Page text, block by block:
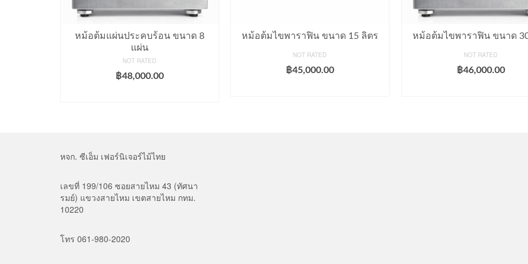
หม้อต้มแผ่นประคบร้อน ขนาด 8
แผ่น
NOT RATED
฿48,000.00
หม้อต้มไขพาราฟิน ขนาด 15 ลิตร
NOT RATED
฿45,000.00
หม้อต้มไขพาราฟิน ขนาด
NOT RATED
฿46,000.00
หจก. ซีเอ็ม เฟอร์นิเจอร์ไม้ไทย
เลขที่ 199/106 ซอยสายไหม 43 (ทัศนา
รมย์) แขวงสายไหม เขตสายไหม กทม.
10220
โทร 061-980-2020